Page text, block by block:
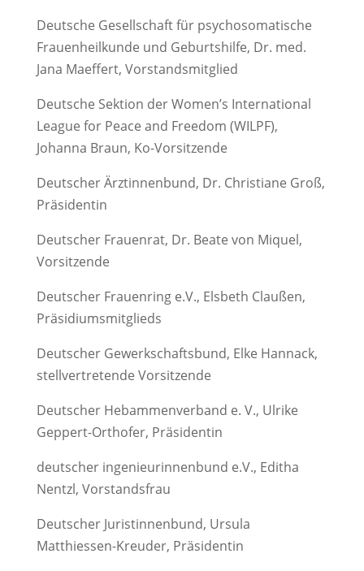
Deutsche Gesellschaft für psychosomatische
Frauenheilkunde und Geburtshilfe, Dr. med.
Jana Maeffert, Vorstandsmitglied
Deutsche Sektion der Women’s International
League for Peace and Freedom (WILPF),
Johanna Braun, Ko-Vorsitzende
Deutscher Ärztinnenbund, Dr. Christiane Groß,
Präsidentin
Deutscher Frauenrat, Dr. Beate von Miquel,
Vorsitzende
Deutscher Frauenring e.V., Elsbeth Claußen,
Präsidiumsmitglieds
Deutscher Gewerkschaftsbund, Elke Hannack,
stellvertretende Vorsitzende
Deutscher Hebammenverband e. V., Ulrike
Geppert-Orthofer, Präsidentin
deutscher ingenieurinnenbund e.V., Editha
Nentzl, Vorstandsfrau
Deutscher Juristinnenbund, Ursula
Matthiessen-Kreuder, Präsidentin